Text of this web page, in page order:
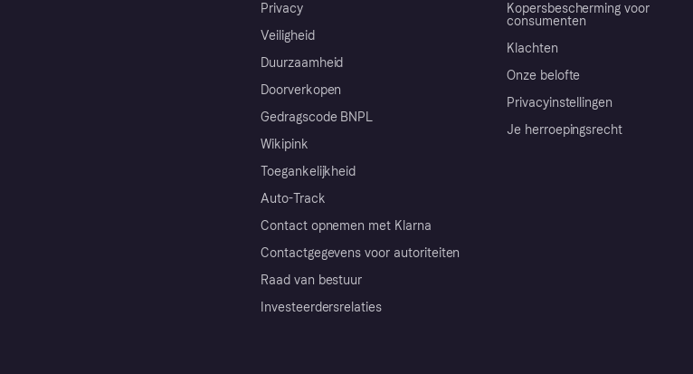
Privacy
Veiligheid
Duurzaamheid
Doorverkopen
Gedragscode BNPL
Wikipink
Toegankelijkheid
Auto-Track
Contact opnemen met Klarna
Contactgegevens voor autoriteiten
Raad van bestuur
Investeerdersrelaties
Kopersbescherming voor
consumenten
Klachten
Onze belofte
Privacyinstellingen
Je herroepingsrecht